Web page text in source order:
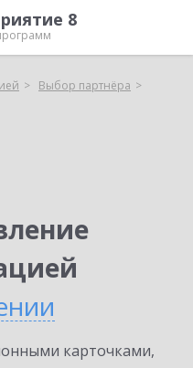
8
Выбор партнёра
карточками,